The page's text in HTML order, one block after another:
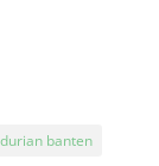
banten